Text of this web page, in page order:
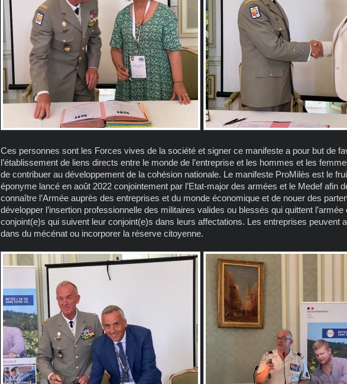
Ces personnes sont les Forces vives de la société et signer ce manifeste a pour but de
l’établissement de liens directs entre le monde de l’entreprise et les hommes et les
de contribuer au développement de la cohésion nationale. Le manifeste ProMilès est le
éponyme lancé en août 2022 conjointement par l’Etat-major des armées et le Medef afin
connaître l’Armée auprès des entreprises et du monde économique et de nouer des
développer l’insertion professionnelle des militaires valides ou blessés qui quittent l’armée
conjoint(e)s qui suivent leur conjoint(e)s dans leurs affectations. Les entreprises peuvent
dans du mécénat ou incorporer la réserve citoyenne.